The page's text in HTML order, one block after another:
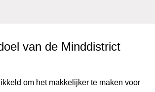
van de Minddistrict
om het makkelijker te maken voor